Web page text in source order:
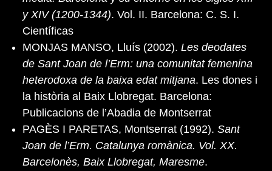
y XIV (1200-1344). Vol. II. Barcelona: C. S. I.
Científicas
MONJAS MANSO, Lluís (2002). Les deodates
de Sant Joan de l’Erm: una comunitat femenina
heterodoxa de la baixa edat mitjana. Les dones i
la història al Baix Llobregat. Barcelona:
Publicacions de l’Abadia de Montserrat
PAGÈS I PARETAS, Montserrat (1992). Sant
Joan de l’Erm. Catalunya romànica. Vol. XX.
Barcelonès, Baix Llobregat, Maresme.